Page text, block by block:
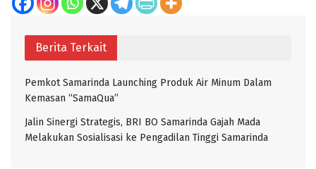
Berita Terkait
Pemkot Samarinda Launching Produk Air Minum Dalam
Kemasan “SamaQua”
Jalin Sinergi Strategis, BRI BO Samarinda Gajah Mada
Melakukan Sosialisasi ke Pengadilan Tinggi Samarinda